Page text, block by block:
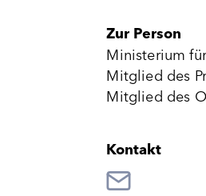
Zur Person
Ministerium
Mitglied des
Mitglied des
Kontakt